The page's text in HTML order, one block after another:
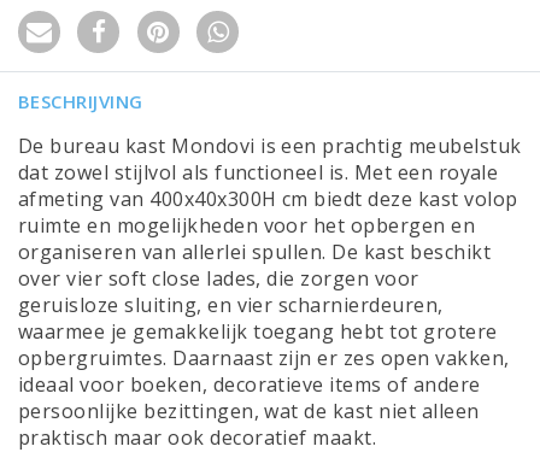
BESCHRIJVING
De bureau kast Mondovi is een prachtig meubelstuk
dat zowel stijlvol als functioneel is. Met een royale
afmeting van 400x40x300H cm biedt deze kast volop
ruimte en mogelijkheden voor het opbergen en
organiseren van allerlei spullen. De kast beschikt
over vier soft close lades, die zorgen voor
geruisloze sluiting, en vier scharnierdeuren,
waarmee je gemakkelijk toegang hebt tot grotere
opbergruimtes. Daarnaast zijn er zes open vakken,
ideaal voor boeken, decoratieve items of andere
persoonlijke bezittingen, wat de kast niet alleen
praktisch maar ook decoratief maakt.